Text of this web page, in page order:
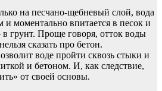
на песчано-щебневый слой, вода
и моментально впитается в песок и
грунт. Проще говоря, отток воды
сказать про бетон.
воде пройти сквозь стыки и
и бетоном. И, как следствие,
от своей основы.